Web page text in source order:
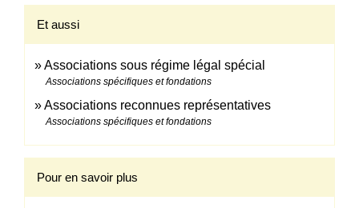
Et aussi
Associations sous régime légal spécial
Associations spécifiques et fondations
Associations reconnues représentatives
Associations spécifiques et fondations
Pour en savoir plus